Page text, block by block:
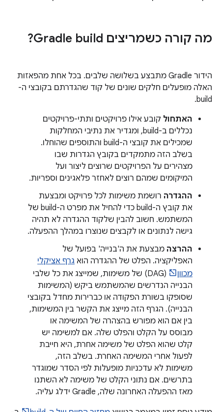
מה קורה כשמריצים Gradle build?
הידור Gradle מתבצע בשלושה שלבים. בכל אחת מהפאזות
האלה מופעלים חלקים שונים של קוד שהגדרתם בקובצי ה-
build.
האתחול קובע אילו פרויקטים ותתי-פרויקטים
נכללים ב-build, ומגדיר את נתיבי המחלקות
שמכילים את קובצי ה-build והתוספים שהוחלו.
בשלב הזה מתמקדים בקובץ הגדרות שבו
מצהירים על הפרויקטים שרוצים ליצור ועל
המיקומים שמהם רוצים לאחזר פלאגינים וספריות.
ההגדרה רושמת משימות לכל פרויקט ומבצעת
את קובץ ה-build כדי להחיל את מפרט ה-build של
המשתמש. חשוב להבין שלקוד ההגדרה לא תהיה
גישה לנתונים או לקבצים שנוצרו במהלך ההפעלה.
ההרצה מבצעת את ה'בנייה' בפועל של
האפליקציה. הפלט של ההגדרה הוא גרף אציקלי
מכוון
(DAG) של משימות, שמייצג את כל שלבי
הבנייה הנדרשים שהמשתמש ביקש (המשימות
שסופקו בשורת הפקודה או כברירות מחדל בקובצי
הבנייה). הגרף הזה מייצג את הקשר בין המשימות,
בין אם הוא מפורש בהצהרה של המשימה או
מבוסס על הקלט והפלט שלה. אם למשימה יש
קלט שהוא הפלט של משימה אחרת, היא חייבת
לפעול אחרי המשימה האחרת. בשלב הזה,
משימות לא עדכניות מופעלות לפי הסדר שמוגדר
בתרשים. אם נתוני הקלט של משימה לא השתנו
מאז ההפעלה האחרונה שלה, Gradle ידלג עליה.